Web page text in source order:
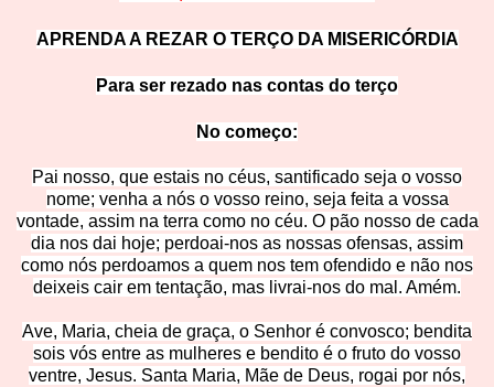
APRENDA A REZAR O TERÇO DA MISERICÓRDIA
Para ser rezado nas contas do terço
No começo:
Pai nosso, que estais no céus, santificado seja o vosso
nome; venha a nós o vosso reino, seja feita a vossa
vontade, assim na terra como no céu. O pão nosso de cada
dia nos dai hoje; perdoai-nos as nossas ofensas, assim
como nós perdoamos a quem nos tem ofendido e não nos
deixeis cair em tentação, mas livrai-nos do mal. Amém.
Ave, Maria, cheia de graça, o Senhor é convosco; bendita
sois vós entre as mulheres e bendito é o fruto do vosso
ventre, Jesus. Santa Maria, Mãe de Deus, rogai por nós,